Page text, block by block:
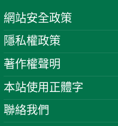
網站安全政策
隱私權政策
著作權聲明
本站使用正體字
聯絡我們